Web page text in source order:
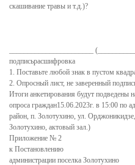
Нормативные
Собрание депутатов
Порядок
Нормативные
Проекты
Муниципальные
скашивание травы и т.д.)?
_______________________
подписьрасшифровка
1. Поставьте любой знак в пустом
2. Опросный лист, не заверенный
Итоги анкетирования будут подведены
опроса граждан15.06.2023г. в 15:00 по
район, п. Золотухино, ул.
Золотухино, актовый зал.)
Приложение № 2
к Постановлению
администрации поселка Золотухино